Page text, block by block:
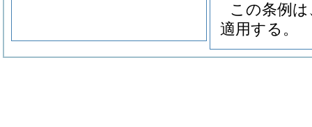
この条例
適用する。